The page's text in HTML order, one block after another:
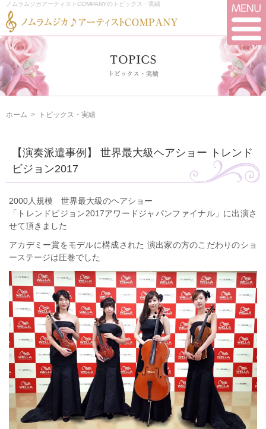
ノムラムジカアーティストCOMPANYのトピックス・実績
ホーム > トピックス・実績
【演奏派遣事例】 世界最大級ヘアショー トレンド
ビジョン2017
2000人規模 世界最大級のヘアショー
「トレンドビジョン2017アワードジャパンファイナル」に出演さ
せて頂きました
アカデミー賞をモデルに構成された 演出家の方のこだわりのショ
ーステージは圧巻でした